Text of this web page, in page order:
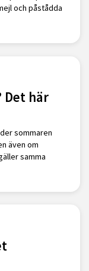
och påstådda
Det här
sommaren
även om
samma